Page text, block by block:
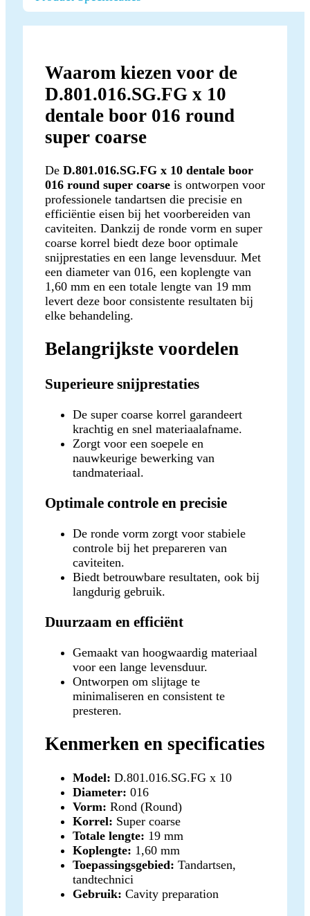
Waarom kiezen voor de
D.801.016.SG.FG x 10
dentale boor 016 round
super coarse
De D.801.016.SG.FG x 10 dentale boor
016 round super coarse is ontworpen voor
professionele tandartsen die precisie en
efficiëntie eisen bij het voorbereiden van
caviteiten. Dankzij de ronde vorm en super
coarse korrel biedt deze boor optimale
snijprestaties en een lange levensduur. Met
een diameter van 016, een koplengte van
1,60 mm en een totale lengte van 19 mm
levert deze boor consistente resultaten bij
elke behandeling.
Belangrijkste voordelen
Superieure snijprestaties
De super coarse korrel garandeert
krachtig en snel materiaalafname.
Zorgt voor een soepele en
nauwkeurige bewerking van
tandmateriaal.
Optimale controle en precisie
De ronde vorm zorgt voor stabiele
controle bij het prepareren van
caviteiten.
Biedt betrouwbare resultaten, ook bij
langdurig gebruik.
Duurzaam en efficiënt
Gemaakt van hoogwaardig materiaal
voor een lange levensduur.
Ontworpen om slijtage te
minimaliseren en consistent te
presteren.
Kenmerken en specificaties
Model: D.801.016.SG.FG x 10
Diameter: 016
Vorm: Rond (Round)
Korrel: Super coarse
Totale lengte: 19 mm
Koplengte: 1,60 mm
Toepassingsgebied: Tandartsen,
tandtechnici
Gebruik: Cavity preparation